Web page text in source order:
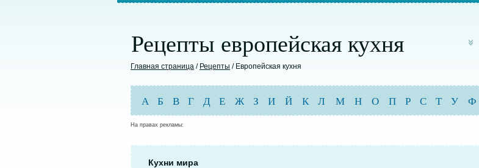
Рецепты европейская кухня
Главная страница / Рецепты / Европейская кухня
А Б В Г Д Е Ж З И Й К Л М Н О П Р С Т У Ф
На правах рекламы:
Кухни мира